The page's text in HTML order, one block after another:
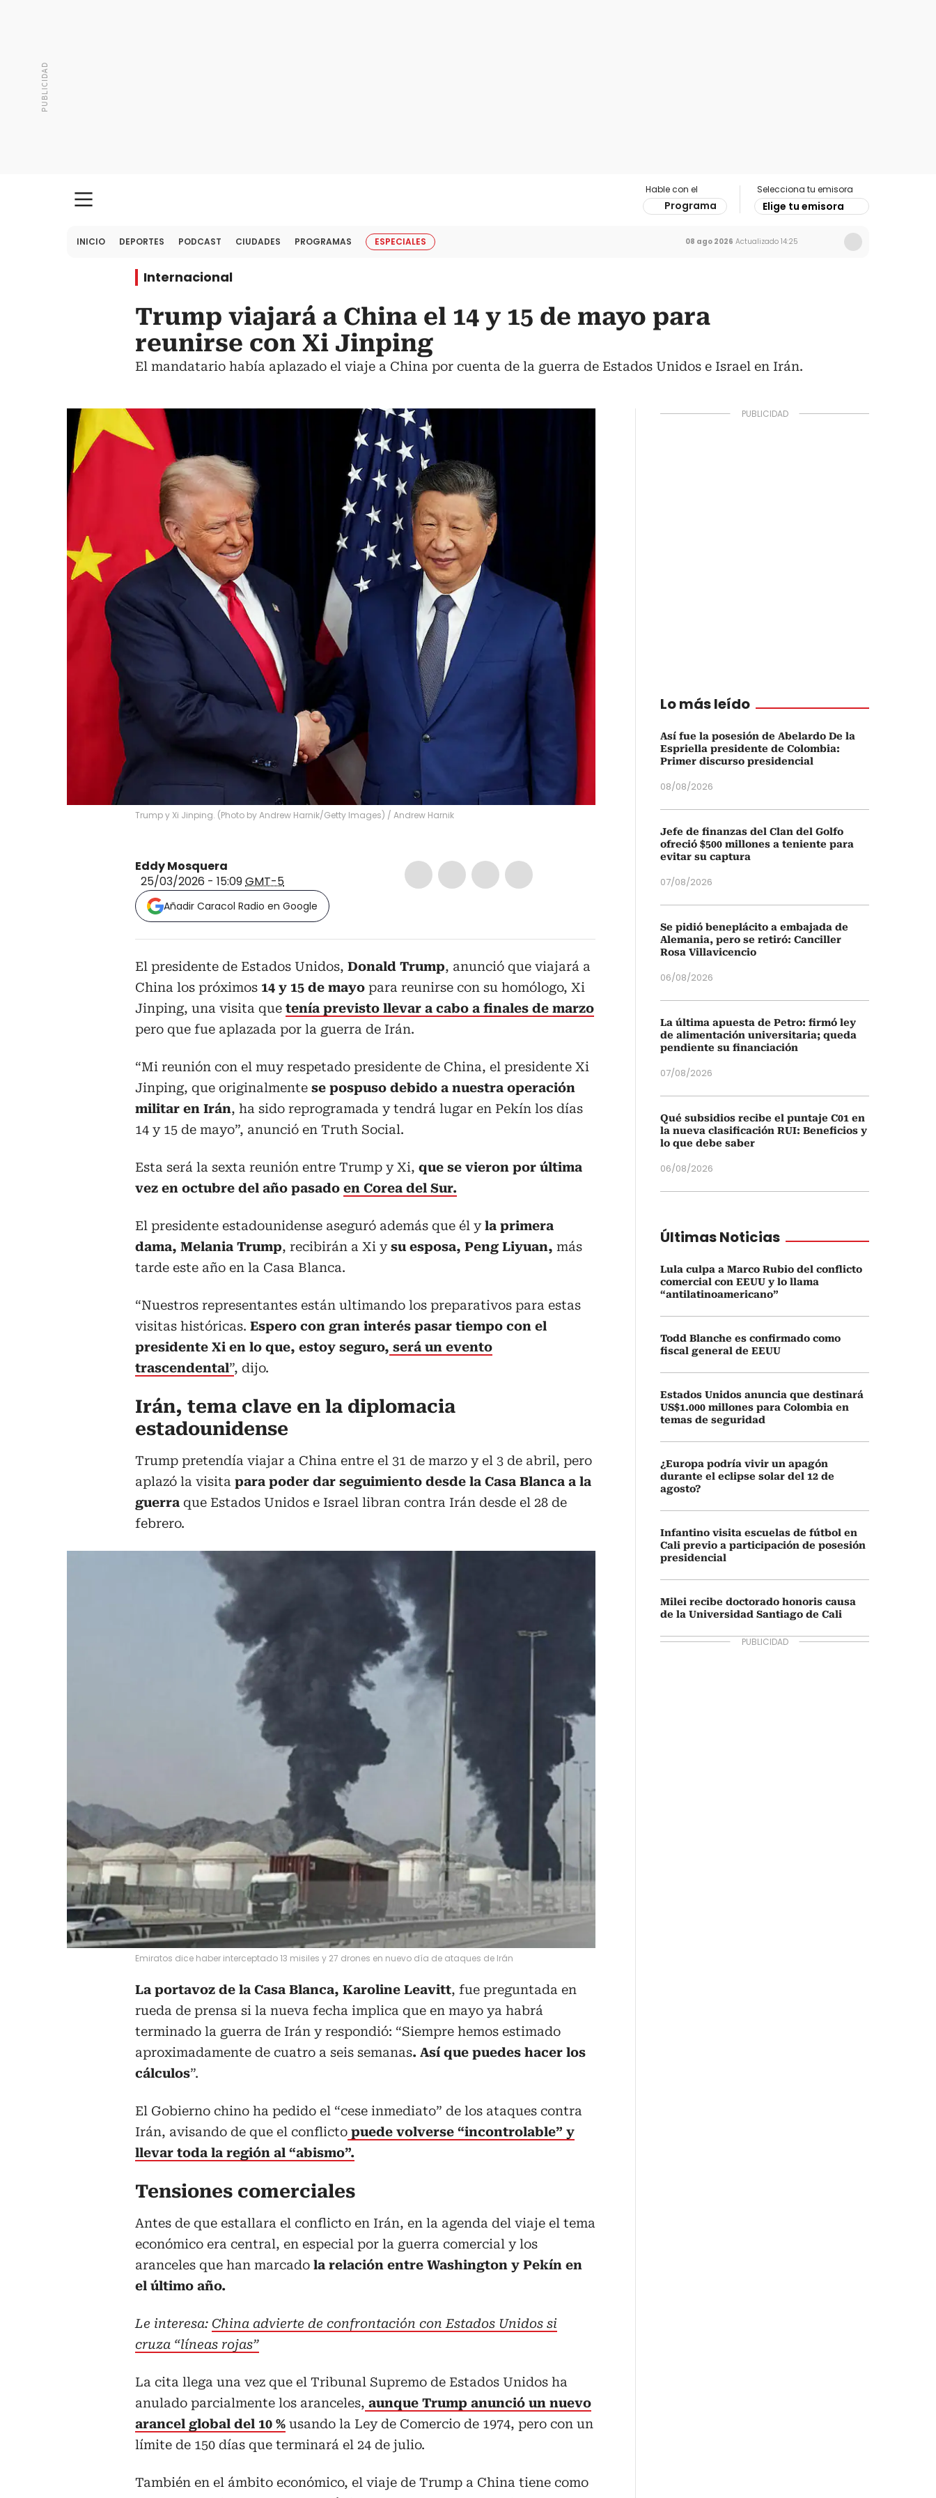
Hable con el
Programa
Selecciona tu emisora
Elige tu emisora
INICIO DEPORTES PODCAST CIUDADES PROGRAMAS ESPECIALES 08 ago 2026 Actualizado 14:25
Internacional
Trump viajará a China el 14 y 15 de mayo para
reunirse con Xi Jinping
El mandatario había aplazado el viaje a China por cuenta de la guerra de Estados Unidos e Israel en Irán.
Trump y Xi Jinping. (Photo by Andrew Harnik/Getty Images) / Andrew Harnik
Eddy Mosquera
25/03/2026 - 15:09GMT-5
Añadir Caracol Radio en Google
El presidente de Estados Unidos, Donald Trump, anunció que viajará a
China los próximos 14 y 15 de mayo para reunirse con su homólogo, Xi
Jinping, una visita que tenía previsto llevar a cabo a finales de marzo
pero que fue aplazada por la guerra de Irán.
“Mi reunión con el muy respetado presidente de China, el presidente Xi
Jinping, que originalmente se pospuso debido a nuestra operación
militar en Irán, ha sido reprogramada y tendrá lugar en Pekín los días
14 y 15 de mayo”, anunció en Truth Social.
Esta será la sexta reunión entre Trump y Xi, que se vieron por última
vez en octubre del año pasado en Corea del Sur.
El presidente estadounidense aseguró además que él yla primera
dama, Melania Trump, recibirán a Xi ysu esposa, Peng Liyuan, más
tarde este año en la Casa Blanca.
“Nuestros representantes están ultimando los preparativos para estas
visitas históricas. Espero con gran interés pasar tiempo con el
presidente Xi en lo que, estoy seguro, será un evento
trascendental”, dijo.
Irán, tema clave en la diplomacia
estadounidense
Trump pretendía viajar a China entre el 31 de marzo y el 3 de abril, pero
aplazó la visita para poder dar seguimiento desde la Casa Blanca a la
guerra que Estados Unidos e Israel libran contra Irán desde el 28 de
febrero.
Emiratos dice haber interceptado 13 misiles y 27 drones en nuevo día de ataques de Irán
La portavoz de la Casa Blanca, Karoline Leavitt, fue preguntada en
rueda de prensa si la nueva fecha implica que en mayo ya habrá
terminado la guerra de Irán y respondió: “Siempre hemos estimado
aproximadamente de cuatro a seis semanas. Así que puedes hacer los
cálculos”.
El Gobierno chino ha pedido el “cese inmediato” de los ataques contra
Irán, avisando de que el conflicto puede volverse “incontrolable” y
llevar toda la región al “abismo”.
Tensiones comerciales
Antes de que estallara el conflicto en Irán, en la agenda del viaje el tema
económico era central, en especial por la guerra comercial y los
aranceles que han marcado la relación entre Washington y Pekín en
el último año.
Le interesa: China advierte de confrontación con Estados Unidos si
cruza “líneas rojas”
La cita llega una vez que el Tribunal Supremo de Estados Unidos ha
anulado parcialmente los aranceles, aunque Trump anunció un nuevo
arancel global del 10 % usando la Ley de Comercio de 1974, pero con un
límite de 150 días que terminará el 24 de julio.
También en el ámbito económico, el viaje de Trump a China tiene como
Lo más leído
Así fue la posesión de Abelardo De la
Espriella presidente de Colombia:
Primer discurso presidencial
08/08/2026
Jefe de finanzas del Clan del Golfo
ofreció $500 millones a teniente para
evitar su captura
07/08/2026
Se pidió beneplácito a embajada de
Alemania, pero se retiró: Canciller
Rosa Villavicencio
06/08/2026
La última apuesta de Petro: firmó ley
de alimentación universitaria; queda
pendiente su financiación
07/08/2026
Qué subsidios recibe el puntaje C01 en
la nueva clasificación RUI: Beneficios y
lo que debe saber
06/08/2026
Últimas Noticias
Lula culpa a Marco Rubio del conflicto
comercial con EEUU y lo llama
“antilatinoamericano”
Todd Blanche es confirmado como
fiscal general de EEUU
Estados Unidos anuncia que destinará
US$1.000 millones para Colombia en
temas de seguridad
¿Europa podría vivir un apagón
durante el eclipse solar del 12 de
agosto?
Infantino visita escuelas de fútbol en
Cali previo a participación de posesión
presidencial
Milei recibe doctorado honoris causa
de la Universidad Santiago de Cali